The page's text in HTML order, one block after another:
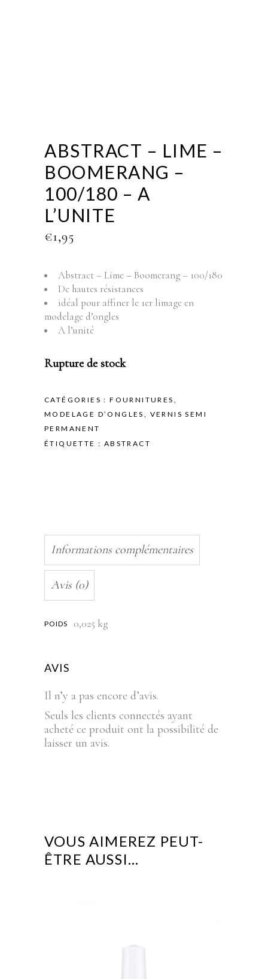
ABSTRACT – LIME –
BOOMERANG –
100/180 – A
L’UNITE
€1,95
Abstract – Lime – Boomerang – 100/180
De hautes résistances
idéal pour affiner le 1er limage en
modelage d’ongles
A l’unité
Rupture de stock
CATÉGORIES :FOURNITURES ,
MODELAGE D’ONGLES , VERNIS SEMI
PERMANENT
ÉTIQUETTE : ABSTRACT
Informations complémentaires
Avis (0)
POIDS 0,025 kg
AVIS
Il n’y a pas encore d’avis.
Seuls les clients connectés ayant
acheté ce produit ont la possibilité de
laisser un avis.
VOUS AIMEREZ PEUT-
ÊTRE AUSSI…